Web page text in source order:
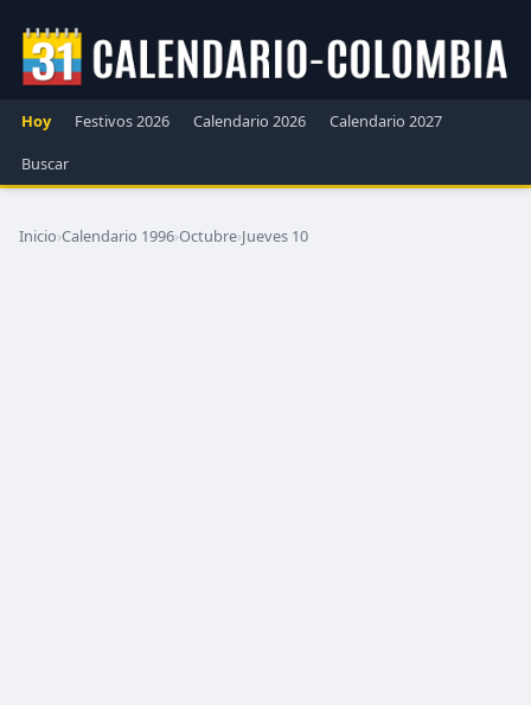
Hoy Festivos 2026 Calendario 2026
Calendario 2027
Buscar
Inicio›Calendario 1996›Octubre›Jueves 10